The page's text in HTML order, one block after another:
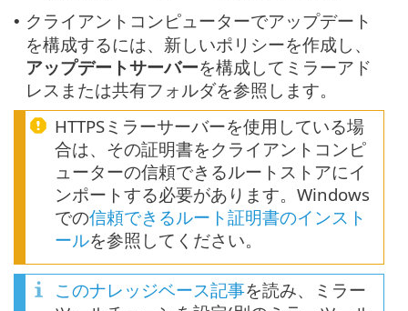
• クライアントコンピューターでアップデート
を構成するには、新しいポリシーを作成し、
アップデートサーバーを構成してミラーアド
レスまたは共有フォルダを参照します。
HTTPSミラーサーバーを使用している場
合は、その証明書をクライアントコンピ
ューターの信頼できるルートストアにイ
ンポートする必要があります。Windows
での信頼できるルート証明書のインスト
ールを参照してください。
このナレッジベース記事を読み、ミラー